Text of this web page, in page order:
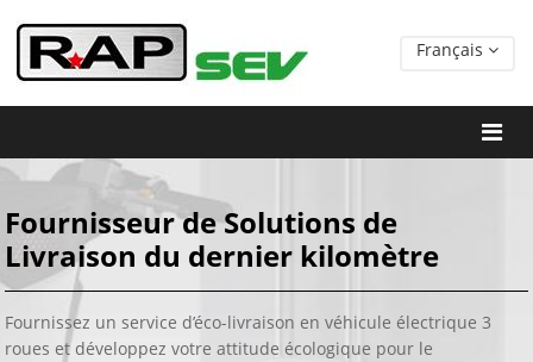
Français
Fournisseur de Solutions de
Livraison du dernier kilomètre
Fournissez un service d’éco-livraison en véhicule électrique 3
roues et développez votre attitude écologique pour le